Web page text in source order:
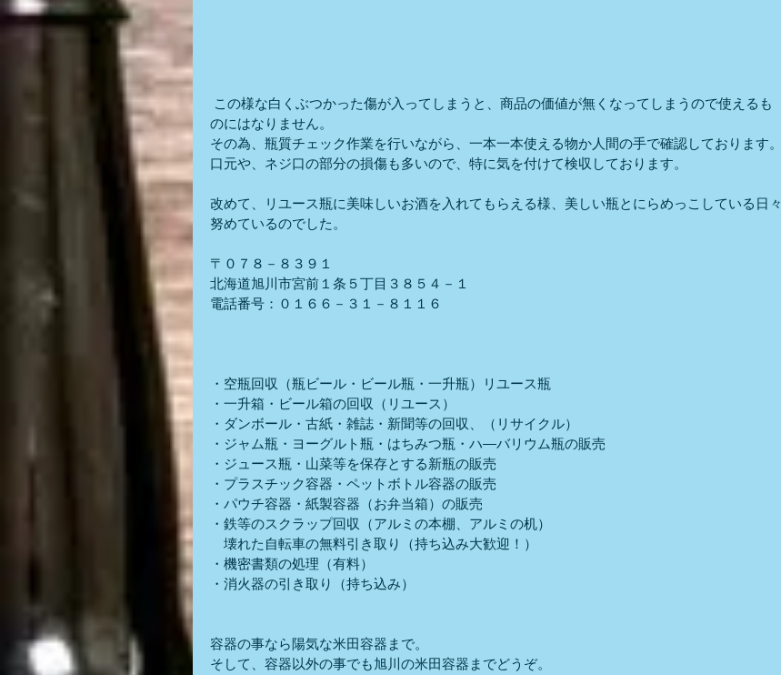
のにはなりません。
その為、瓶質チェック作業を行いながら、一本一本使える物か人間の手で確認しております。
口元や、ネジ口の部分の損傷も多いので、特に気を付けて検収しております。
改めて、リユース瓶に美味しいお酒を入れてもらえる様、美しい瓶とにらめっこしている日々
努めているのでした。
〒０７８－８３９１
北海道旭川市宮前１条５丁目３８５４－１
電話番号：０１６６－３１－８１１６
・空瓶回収（瓶ビール・ビール瓶・一升瓶）リユース瓶
・一升箱・ビール箱の回収（リユース）
・ダンボール・古紙・雑誌・新聞等の回収、（リサイクル）
・ジャム瓶・ヨーグルト瓶・はちみつ瓶・ハ―バリウム瓶の販売
・ジュース瓶・山菜等を保存とする新瓶の販売
・プラスチック容器・ペットボトル容器の販売
・パウチ容器・紙製容器（お弁当箱）の販売
・鉄等のスクラップ回収（アルミの本棚、アルミの机）
壊れた自転車の無料引き取り（持ち込み大歓迎！）
・機密書類の処理（有料）
・消火器の引き取り（持ち込み）
容器の事なら陽気な米田容器まで。
そして、容器以外の事でも旭川の米田容器までどうぞ。